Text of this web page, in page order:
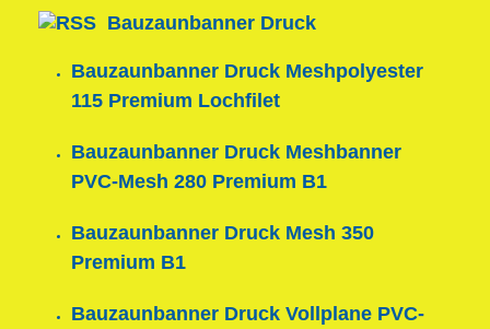
Bauzaunbanner Druck
Bauzaunbanner Druck Meshpolyester
115 Premium Lochfilet
Bauzaunbanner Druck Meshbanner
PVC-Mesh 280 Premium B1
Bauzaunbanner Druck Mesh 350
Premium B1
Bauzaunbanner Druck Vollplane PVC-